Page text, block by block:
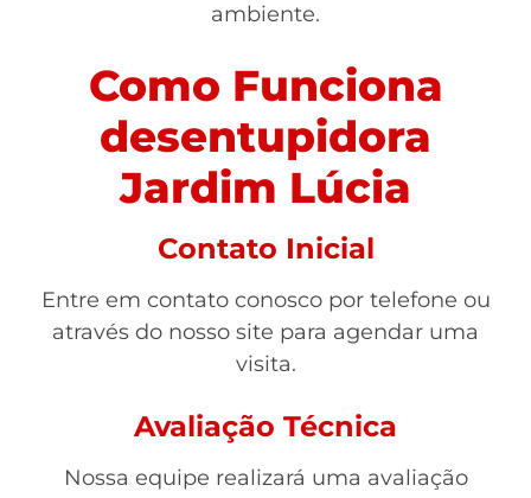
ambiente.
Como Funciona
desentupidora
Jardim Lúcia
Contato Inicial
Entre em contato conosco por telefone ou
através do nosso site para agendar uma
visita.
Avaliação Técnica
Nossa equipe realizará uma avaliação